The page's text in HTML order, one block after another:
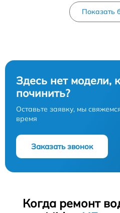
Показать
Здесь нет модели,
починить?
Оставьте заявку, мы
время
Заказать звонок
Когда ремонт